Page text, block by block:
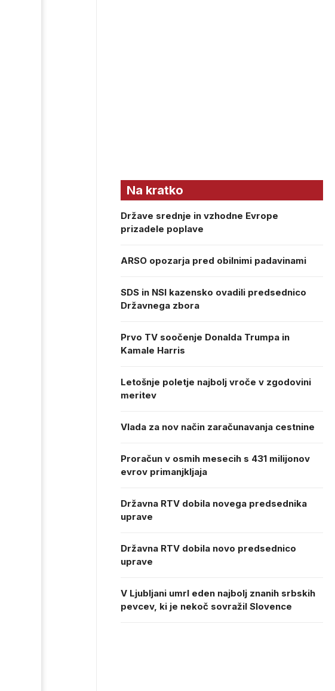
Na kratko
Države srednje in vzhodne Evrope
prizadele poplave
ARSO opozarja pred obilnimi padavinami
SDS in NSI kazensko ovadili predsednico
Državnega zbora
Prvo TV soočenje Donalda Trumpa in
Kamale Harris
Letošnje poletje najbolj vroče v zgodovini
meritev
Vlada za nov način zaračunavanja cestnine
Proračun v osmih mesecih s 431 milijonov
evrov primanjkljaja
Državna RTV dobila novega predsednika
uprave
Državna RTV dobila novo predsednico
uprave
V Ljubljani umrl eden najbolj znanih srbskih
pevcev, ki je nekoč sovražil Slovence